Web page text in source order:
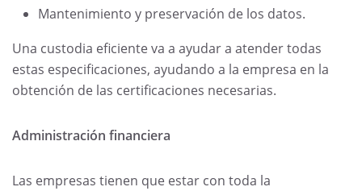
Mantenimiento y preservación de los datos.
Una custodia eficiente va a ayudar a atender todas
estas especificaciones, ayudando a la empresa en la
obtención de las certificaciones necesarias.
Administración financiera
Las empresas tienen que estar con toda la